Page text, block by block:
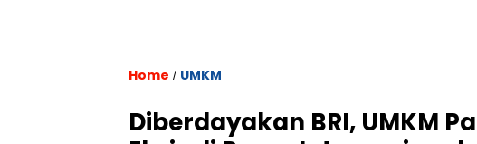
Home / UMKM
Diberdayakan BRI, UMKM